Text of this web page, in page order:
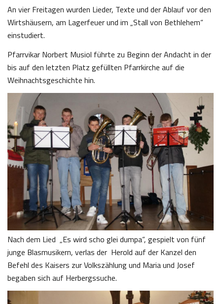
An vier Freitagen wurden Lieder, Texte und der Ablauf vor den
Wirtshäusern, am Lagerfeuer und im „Stall von Bethlehem“
einstudiert.
Pfarrvikar Norbert Musiol führte zu Beginn der Andacht in der
bis auf den letzten Platz gefüllten Pfarrkirche auf die
Weihnachtsgeschichte hin.
Nach dem Lied „Es wird scho glei dumpa“, gespielt von fünf
junge Blasmusikern, verlas der Herold auf der Kanzel den
Befehl des Kaisers zur Volkszählung und Maria und Josef
begaben sich auf Herbergssuche.